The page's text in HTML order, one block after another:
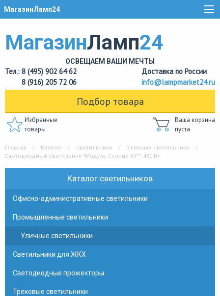
МагазинЛамп24
МагазинЛамп24
ОСВЕЩАЕМ ВАШИ МЕЧТЫ
Тел.: 8 (495) 902 64 62
8 (916) 205 72 06
Доставка по России
info@lampmarket24.ru
Подбор товара
Избранные
товары
Ваша корзина
пуста
Главная Каталог Светильники
Уличные светильники
Светодиодный светильник "Модуль Солнце 59°", 480 Вт
Каталог светильников
Офисно-административные светильники
Промышленные светильники
Уличные светильники
Светильники для ЖКХ
Светодиодные прожекторы
Трековые светильники